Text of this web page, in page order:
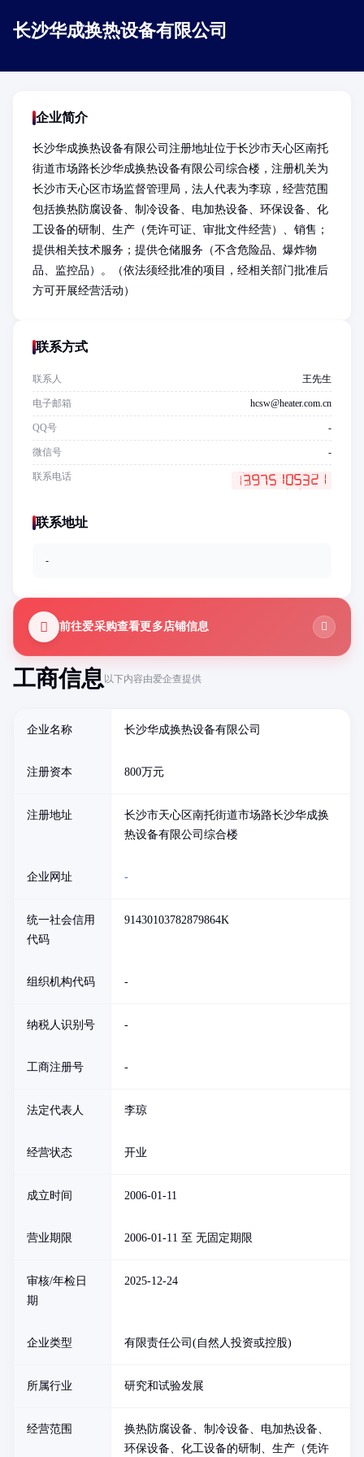
长沙华成换热设备有限公司
工商信息以下内容由爱企查提供
企业名称 长沙华成换热设备有限公司
注册资本 800万元
注册地址
长沙市天心区南托街道市场路长沙华成换
热设备有限公司综合楼
企业网址 -
统一社会信用
代码
91430103782879864K
组织机构代码 -
纳税人识别号 -
工商注册号 -
法定代表人 李琼
经营状态 开业
成立时间 2006-01-11
营业期限 2006-01-11 至 无固定期限
审核/年检日
期
2025-12-24
企业类型 有限责任公司(自然人投资或控股)
所属行业 研究和试验发展
经营范围
换热防腐设备、制冷设备、电加热设备、
环保设备、化工设备的研制、生产（凭许
企业简介
长沙华成换热设备有限公司注册地址位于长沙市天心区南托
街道市场路长沙华成换热设备有限公司综合楼，注册机关为
长沙市天心区市场监督管理局，法人代表为李琼，经营范围
包括换热防腐设备、制冷设备、电加热设备、环保设备、化
工设备的研制、生产（凭许可证、审批文件经营）、销售；
提供相关技术服务；提供仓储服务（不含危险品、爆炸物
品、监控品）。（依法须经批准的项目，经相关部门批准后
方可开展经营活动）
联系方式
联系人 王先生
电子邮箱 hcsw@heater.com.cn
QQ号 -
微信号 -
联系电话
联系地址
-
前往爱采购查看更多店铺信息